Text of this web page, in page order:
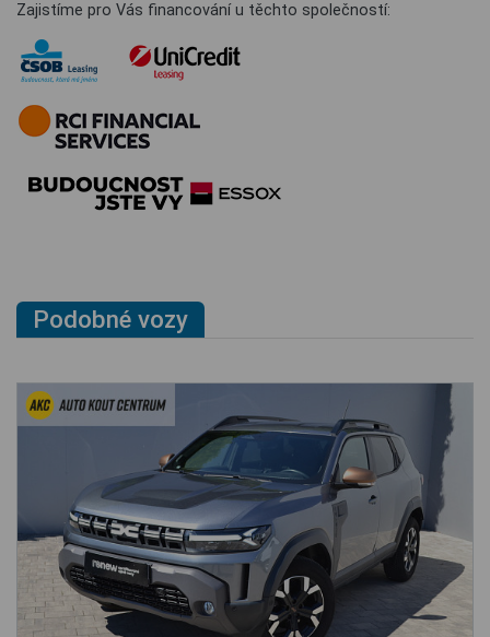
Zajistíme pro Vás financování u těchto společností:
Podobné vozy